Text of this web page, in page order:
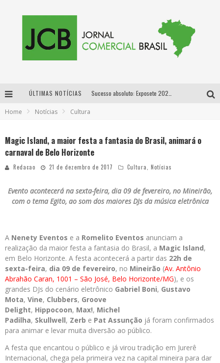
ÚLTIMAS NOTÍCIAS
Home Notícias Cultura
Magic Island, a maior festa a fantasia do Brasil, animará o
carnaval de Belo Horizonte
Redacao 21 de dezembro de 2017 Cultura Notícias
Evento acontecerá na sexta-feira, dia 09 de fevereiro, no Mineirão,
com o tema Egito, ao som dos maiores DJs da música eletrônica
A Nenety Eventos e a Romelito Eventos anunciam a
realização da maior festa a fantasia do Brasil, a Magic Island,
em Belo Horizonte. A festa acontecerá a partir das 22h de
sexta-feira, dia 09 de fevereiro, no Mineirão (Av. Antônio
Abrahão Caran, 1001 – São José, Belo Horizonte/MG), e os
grandes DJs do cenário eletrônico Gabriel Boni, Gustavo
Mota, Vine, Clubbers, Groove
Delight, Hippocoon, Max!, Michel
Padilha, Skullwell, Zerb e Pat Assunção já foram confirmados
para animar e levar muita diversão ao público.
A festa que encantou o público e já virou tradição em Jurerê
Internacional, chega pela primeira vez na capital mineira para dar